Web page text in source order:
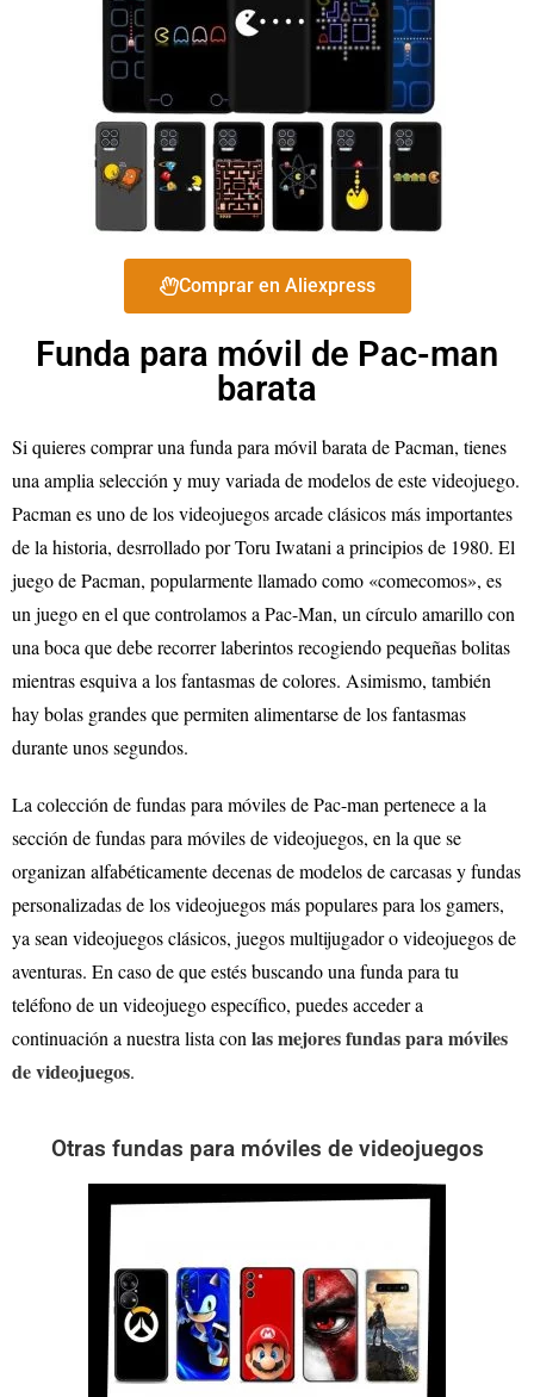
Comprar en Aliexpress
Funda para móvil de Pac-man
barata
Si quieres comprar una funda para móvil barata de Pacman, tienes
una amplia selección y muy variada de modelos de este videojuego.
Pacman es uno de los videojuegos arcade clásicos más importantes
de la historia, desrrollado por Toru Iwatani a principios de 1980. El
juego de Pacman, popularmente llamado como «comecomos», es
un juego en el que controlamos a Pac-Man, un círculo amarillo con
una boca que debe recorrer laberintos recogiendo pequeñas bolitas
mientras esquiva a los fantasmas de colores. Asimismo, también
hay bolas grandes que permiten alimentarse de los fantasmas
durante unos segundos.
La colección de fundas para móviles de Pac-man pertenece a la
sección de fundas para móviles de videojuegos, en la que se
organizan alfabéticamente decenas de modelos de carcasas y fundas
personalizadas de los videojuegos más populares para los gamers,
ya sean videojuegos clásicos, juegos multijugador o videojuegos de
aventuras. En caso de que estés buscando una funda para tu
teléfono de un videojuego específico, puedes acceder a
continuación a nuestra lista con las mejores fundas para móviles
de videojuegos.
Otras fundas para móviles de videojuegos